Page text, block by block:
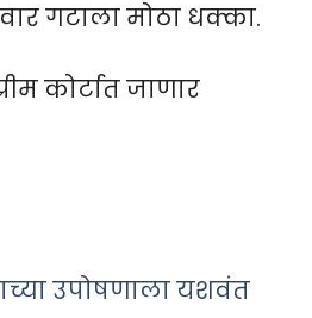
गटाला मोठा धक्का.
कोर्टात जाणार
उपोषणाला यशवंत